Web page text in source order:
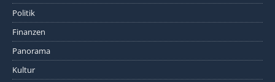
Politik
Finanzen
Panorama
Kultur